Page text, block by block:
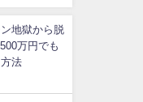
地獄から脱
万円でも
法